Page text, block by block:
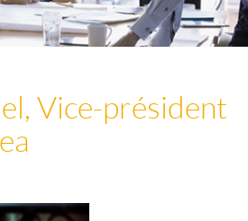
Vice-président